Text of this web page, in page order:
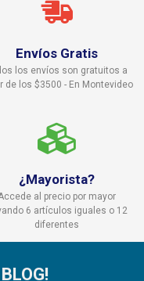
Envíos Gratis
los envíos son gratuitos a
de los $3500 - En Montevideo
¿Mayorista?
al precio por mayor
6 artículos iguales o 12
diferentes